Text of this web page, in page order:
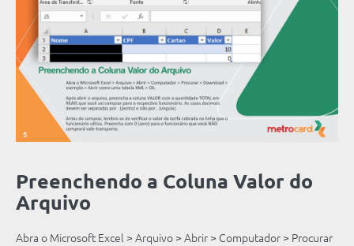
Preenchendo a Coluna Valor do
Arquivo
Abra o Microsoft Excel > Arquivo > Abrir > Computador > Procurar